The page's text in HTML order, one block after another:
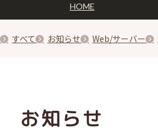
HOME
すべて お知らせ Web/サーバー
お知らせ